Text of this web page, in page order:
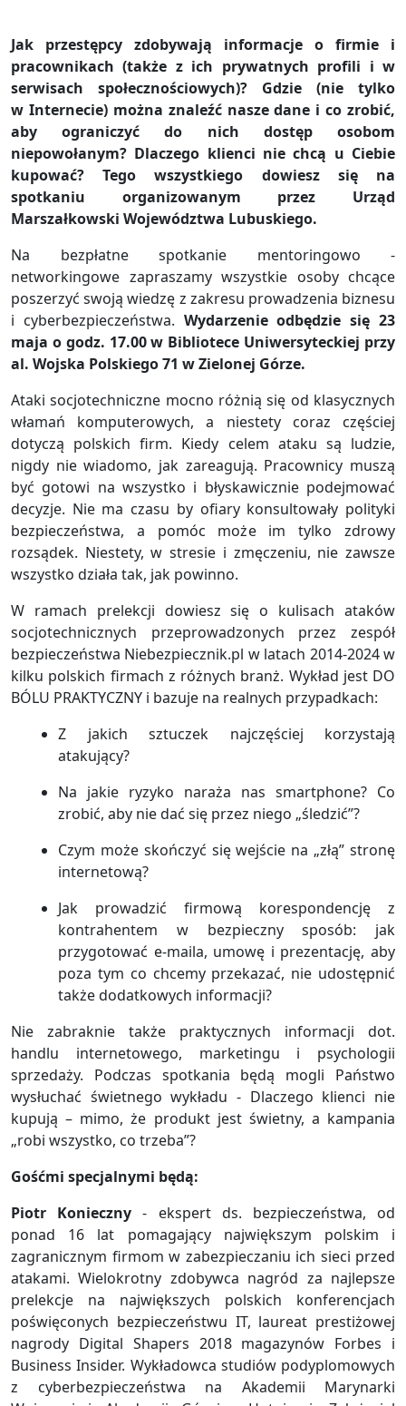
Jak przestępcy zdobywają informacje o firmie i
pracownikach (także z ich prywatnych profili i w
serwisach społecznościowych)? Gdzie (nie tylko
w Internecie) można znaleźć nasze dane i co zrobić,
aby ograniczyć do nich dostęp osobom
niepowołanym? Dlaczego klienci nie chcą u Ciebie
kupować? Tego wszystkiego dowiesz się na
spotkaniu organizowanym przez Urząd
Marszałkowski Województwa Lubuskiego.
Na bezpłatne spotkanie mentoringowo -
networkingowe zapraszamy wszystkie osoby chcące
poszerzyć swoją wiedzę z zakresu prowadzenia biznesu
i cyberbezpieczeństwa. Wydarzenie odbędzie się 23
maja o godz. 17.00 w Bibliotece Uniwersyteckiej przy
al. Wojska Polskiego 71 w Zielonej Górze.
Ataki socjotechniczne mocno różnią się od klasycznych
włamań komputerowych, a niestety coraz częściej
dotyczą polskich firm. Kiedy celem ataku są ludzie,
nigdy nie wiadomo, jak zareagują. Pracownicy muszą
być gotowi na wszystko i błyskawicznie podejmować
decyzje. Nie ma czasu by ofiary konsultowały polityki
bezpieczeństwa, a pomóc może im tylko zdrowy
rozsądek. Niestety, w stresie i zmęczeniu, nie zawsze
wszystko działa tak, jak powinno.
W ramach prelekcji dowiesz się o kulisach ataków
socjotechnicznych przeprowadzonych przez zespół
bezpieczeństwa Niebezpiecznik.pl w latach 2014-2024 w
kilku polskich firmach z różnych branż. Wykład jest DO
BÓLU PRAKTYCZNY i bazuje na realnych przypadkach:
Z jakich sztuczek najczęściej korzystają
atakujący?
Na jakie ryzyko naraża nas smartphone? Co
zrobić, aby nie dać się przez niego „śledzić”?
Czym może skończyć się wejście na „złą” stronę
internetową?
Jak prowadzić firmową korespondencję z
kontrahentem w bezpieczny sposób: jak
przygotować e-maila, umowę i prezentację, aby
poza tym co chcemy przekazać, nie udostępnić
także dodatkowych informacji?
Nie zabraknie także praktycznych informacji dot.
handlu internetowego, marketingu i psychologii
sprzedaży. Podczas spotkania będą mogli Państwo
wysłuchać świetnego wykładu - Dlaczego klienci nie
kupują – mimo, że produkt jest świetny, a kampania
„robi wszystko, co trzeba”?
Gośćmi specjalnymi będą:
Piotr Konieczny - ekspert ds. bezpieczeństwa, od
ponad 16 lat pomagający największym polskim i
zagranicznym firmom w zabezpieczaniu ich sieci przed
atakami. Wielokrotny zdobywca nagród za najlepsze
prelekcje na największych polskich konferencjach
poświęconych bezpieczeństwu IT, laureat prestiżowej
nagrody Digital Shapers 2018 magazynów Forbes i
Business Insider. Wykładowca studiów podyplomowych
z cyberbezpieczeństwa na Akademii Marynarki